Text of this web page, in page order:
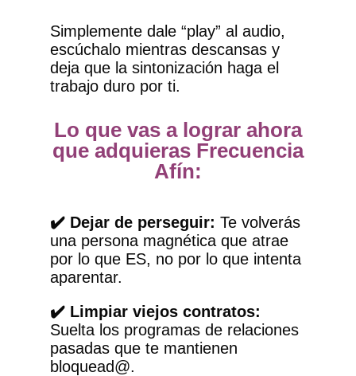
Simplemente dale “play” al audio,
escúchalo mientras descansas y
deja que la sintonización haga el
trabajo duro por ti.
Lo que vas a lograr ahora
que adquieras Frecuencia
Afín:
✔️ Dejar de perseguir: Te volverás
una persona magnética que atrae
por lo que ES, no por lo que intenta
aparentar.
✔️ Limpiar viejos contratos:
Suelta los programas de relaciones
pasadas que te mantienen
bloquead@.